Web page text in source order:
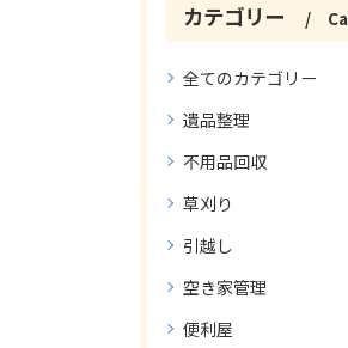
カテゴリー
全てのカテゴリー
遺品整理
不用品回収
草刈り
引越し
空き家管理
便利屋